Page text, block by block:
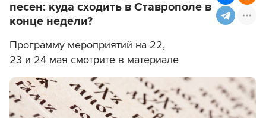
песен: куда сходить в Ставрополе в
конце недели?
Программу мероприятий на 22,
23 и 24 мая смотрите в материале